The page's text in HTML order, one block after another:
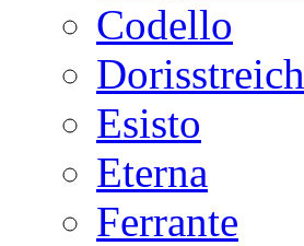
Codello
Dorisstreich
Esisto
Eterna
Ferrante